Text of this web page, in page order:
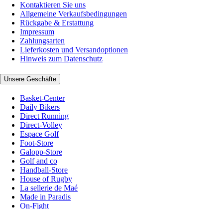
Kontaktieren Sie uns
Allgemeine Verkaufsbedingungen
Rückgabe & Erstattung
Impressum
Zahlungsarten
Lieferkosten und Versandoptionen
Hinweis zum Datenschutz
Unsere Geschäfte
Basket-Center
Daily Bikers
Direct Running
Direct-Volley
Espace Golf
Foot-Store
Galopp-Store
Golf and co
Handball-Store
House of Rugby
La sellerie de Maé
Made in Paradis
On-Fight